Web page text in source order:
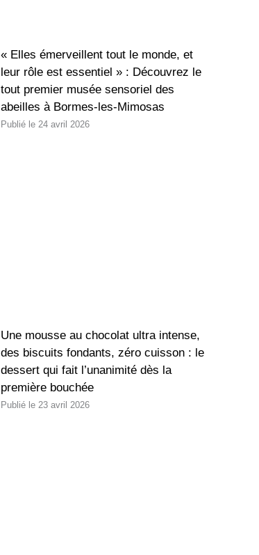
« Elles émerveillent tout le monde, et
leur rôle est essentiel » : Découvrez le
tout premier musée sensoriel des
abeilles à Bormes-les-Mimosas
24 avril 2026
Une mousse au chocolat ultra intense,
des biscuits fondants, zéro cuisson : le
dessert qui fait l’unanimité dès la
première bouchée
23 avril 2026